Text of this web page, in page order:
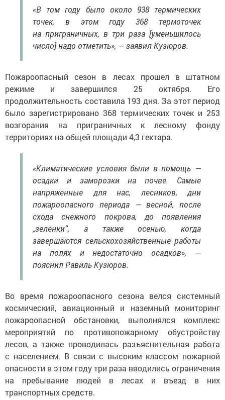
«В том году было около 938 термических
точек, в этом году 368 термоточек
на приграничных, в три раза [уменьшилось
число] надо отметить», — заявил Кузюров.
Пожароопасный сезон в лесах прошел в штатном
режиме и завершился 25 октября. Его
продолжительность составила 193 дня. За этот период
было зарегистрировано 368 термических точек и 253
возгорания на приграничных к лесному фонду
территориях на общей площади 4,3 гектара.
«Климатические условия были в помощь —
осадки и заморозки на почве. Самые
напряженные для нас, лесников, дни
пожароопасного периода — весной, после
схода снежного покрова, до появления
„зеленки“, а также осенью, когда
завершаются сельскохозяйственные работы
на полях и недостаточно осадков», —
пояснил Равиль Кузюров.
Во время пожароопасного сезона велся системный
космический, авиационный и наземный мониторинг
пожароопасной обстановки, выполнялся комплекс
мероприятий по противопожарному обустройству
лесов, а также проводилась разъяснительная работа
с населением. В связи с высоким классом пожарной
опасности в этом году три раза вводились ограничения
на пребывание людей в лесах и въезд в них
транспортных средств.